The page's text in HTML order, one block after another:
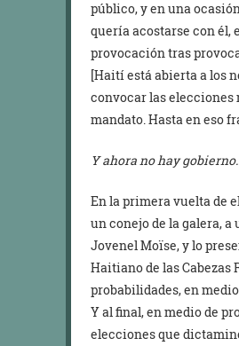
público, y en una
quería acostarse con él,
provocación tras
[Haití está abierta a los
convocar las
mandato. Hasta en eso
Y ahora no hay
En la primera vuelta de
un conejo de la galera,
Jovenel Moïse, y lo
Haitiano de las Cabezas
probabilidades, en
Y al final, en medio de
elecciones que